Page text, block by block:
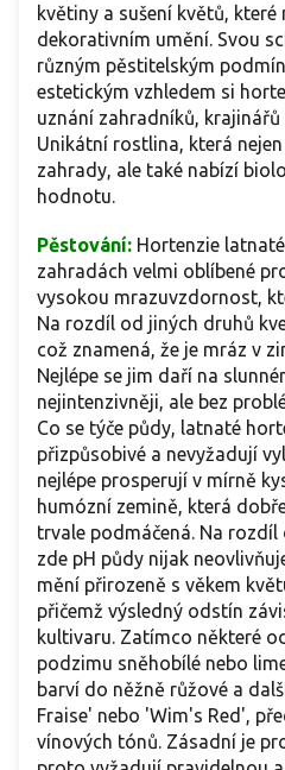
květiny a sušení květů,
dekorativním umění. Svou
různým pěstitelským
estetickým vzhledem si
uznání zahradníků,
Unikátní rostlina, která
zahrady, ale také nabízí
hodnotu.
Pěstování: Hortenzie
zahradách velmi oblíbené
vysokou mrazuvzdornost,
Na rozdíl od jiných druhů
což znamená, že je mráz v
Nejlépe se jim daří na
nejintenzivněji, ale bez
Co se týče půdy, latnaté
přizpůsobivé a nevyžadují
nejlépe prosperují v mírně
humózní zemině, která
trvale podmáčená. Na
zde pH půdy nijak
mění přirozeně s věkem
přičemž výsledný odstín
kultivaru. Zatímco některé
podzimu sněhobílé nebo
barví do něžně růžové a
Fraise' nebo 'Wim's Red',
vínových tónů. Zásadní je